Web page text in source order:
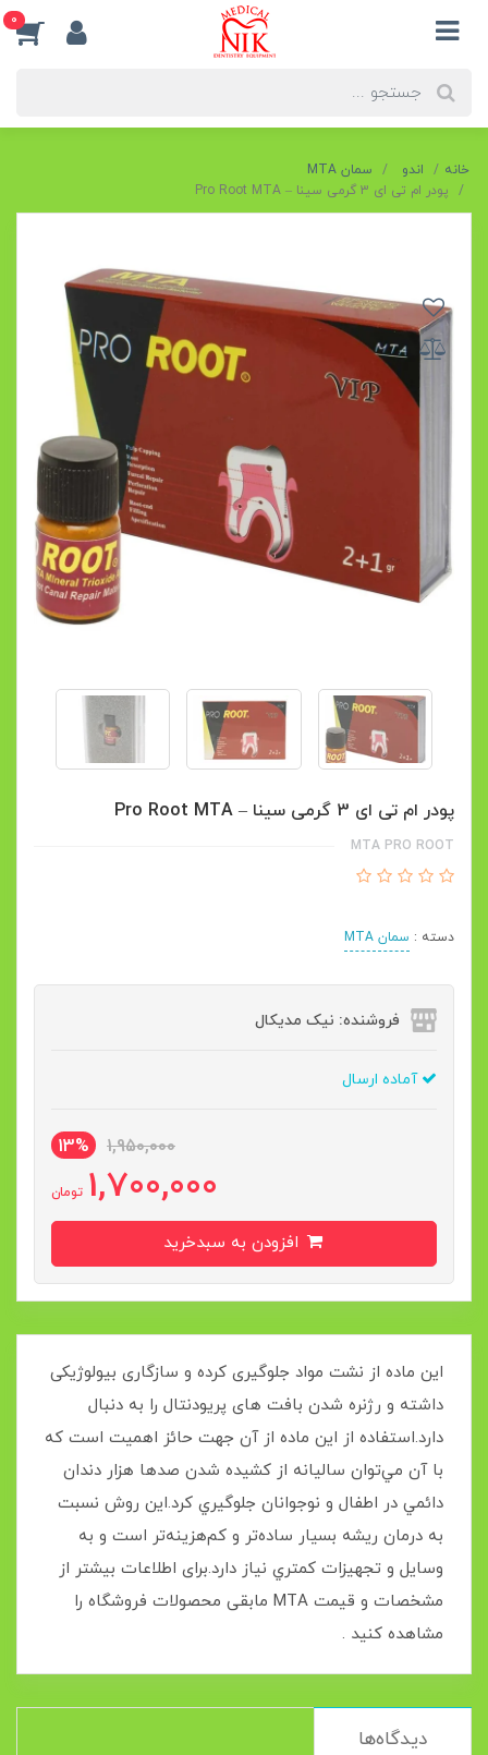
0
خانه اندو
سمان MTA
پودر ام تی ای 3 گرمی سینا – Pro Root MTA
پودر ام تی ای 3 گرمی سینا – Pro Root MTA
MTA PRO ROOT
دسته : سمان MTA
فروشنده: نیک مدیکال
آماده ارسال
1,950,000
13%
1,700,000 تومان
این ماده از نشت مواد جلوگیری کرده و سازگاری بیولوژیکی
داشته و رژنره شدن بافت های پریودنتال را به دنبال
دارد.استفاده از این ماده از آن جهت حائز اهميت است که
با آن مي‌توان ساليانه از کشيده شدن صدها هزار دندان
دائمي در اطفال و نوجوانان جلوگيري کرد.اين روش نسبت
به درمان ريشه بسيار ساده‌تر و کم‌هزينه‌تر است و به
وسايل و تجهيزات کمتري نياز دارد.برای اطلاعات بیشتر از
مشخصات و قیمت MTA مابقی محصولات فروشگاه را
مشاهده کنید .
دیدگاه‌ها